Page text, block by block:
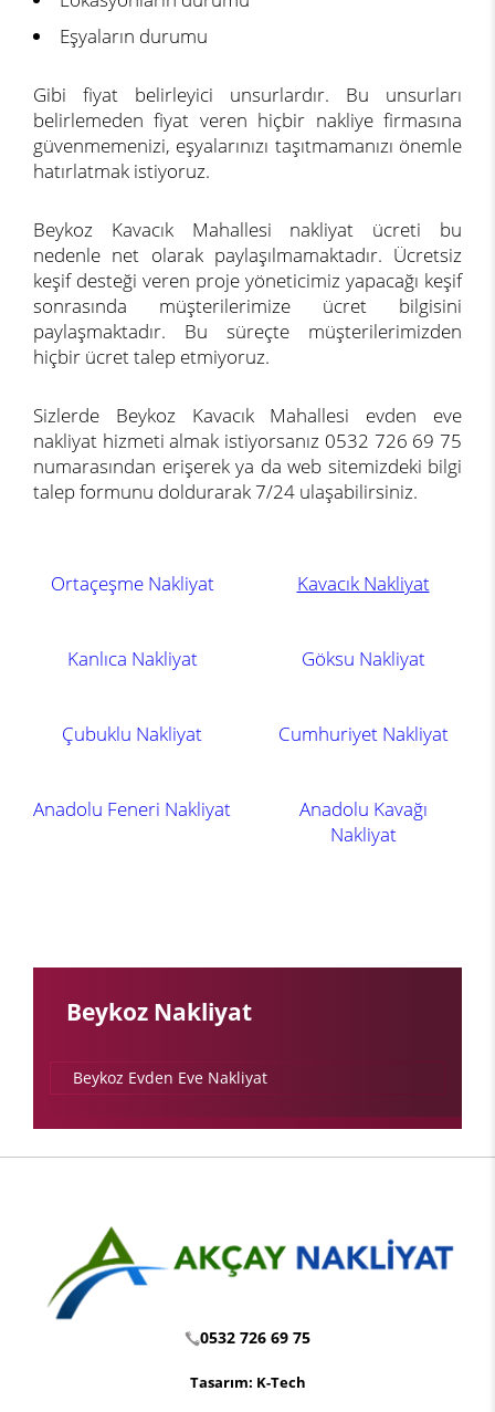
Eşyaların durumu
Gibi fiyat belirleyici unsurlardır. Bu unsurları
belirlemeden fiyat veren hiçbir nakliye firmasına
güvenmemenizi, eşyalarınızı taşıtmamanızı önemle
hatırlatmak istiyoruz.
Beykoz Kavacık Mahallesi nakliyat ücreti bu
nedenle net olarak paylaşılmamaktadır. Ücretsiz
keşif desteği veren proje yöneticimiz yapacağı keşif
sonrasında müşterilerimize ücret bilgisini
paylaşmaktadır. Bu süreçte müşterilerimizden
hiçbir ücret talep etmiyoruz.
Sizlerde Beykoz Kavacık Mahallesi evden eve
nakliyat hizmeti almak istiyorsanız 0532 726 69 75
numarasından erişerek ya da web sitemizdeki bilgi
talep formunu doldurarak 7/24 ulaşabilirsiniz.
Ortaçeşme Nakliyat Kavacık Nakliyat
Kanlıca Nakliyat Göksu Nakliyat
Çubuklu Nakliyat Cumhuriyet Nakliyat
Anadolu Feneri Nakliyat
Anadolu Kavağı
Nakliyat
Beykoz Nakliyat
Beykoz Evden Eve Nakliyat
0532 726 69 75
Tasarım: K-Tech